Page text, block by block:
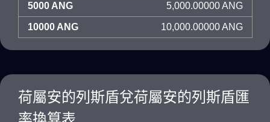
5000 ANG 5,000.00000 ANG
10000 ANG 10,000.00000 ANG
荷屬安的列斯盾兌荷屬安的列斯盾匯
率換算表